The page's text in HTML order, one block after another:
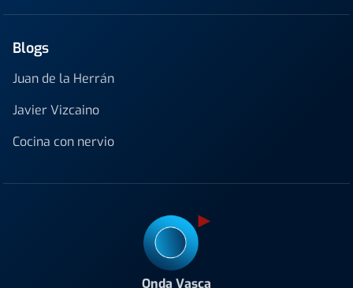
Blogs
Juan de la Herrán
Javier Vizcaino
Cocina con nervio
Onda Vasca